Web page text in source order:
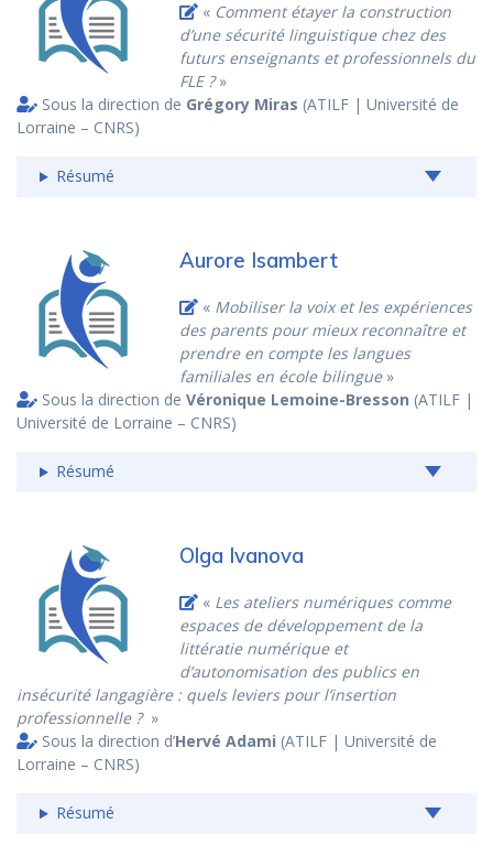
« Comment étayer la construction
d’une sécurité linguistique chez des
futurs enseignants et professionnels du
FLE ?»
Sous la direction de Grégory Miras (ATILF | Université de
Lorraine – CNRS)
Résumé
Aurore Isambert
« Mobiliser la voix et les expériences
des parents pour mieux reconnaître et
prendre en compte les langues
familiales en école bilingue»
Sous la direction de Véronique Lemoine-Bresson (ATILF |
Université de Lorraine – CNRS)
Résumé
Olga Ivanova
« Les ateliers numériques comme
espaces de développement de la
littératie numérique et
d’autonomisation des publics en
insécurité langagière : quels leviers pour l’insertion
professionnelle ? »
Sous la direction d’Hervé Adami (ATILF | Université de
Lorraine – CNRS)
Résumé